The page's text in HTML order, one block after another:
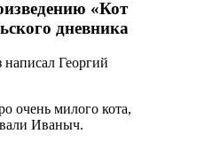
«Кот
дневника
написал Георгий
очень милого кота,
Иваныч.